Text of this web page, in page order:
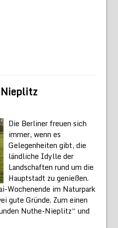
Die Berliner freuen sich
immer, wenn es
Gelegenheiten gibt, die
ländliche Idylle der
Landschaften rund um die
Hauptstadt zu genießen.
Wochenende im Naturpark
gute Gründe. Zum einen
Nuthe-Nieplitz“ und